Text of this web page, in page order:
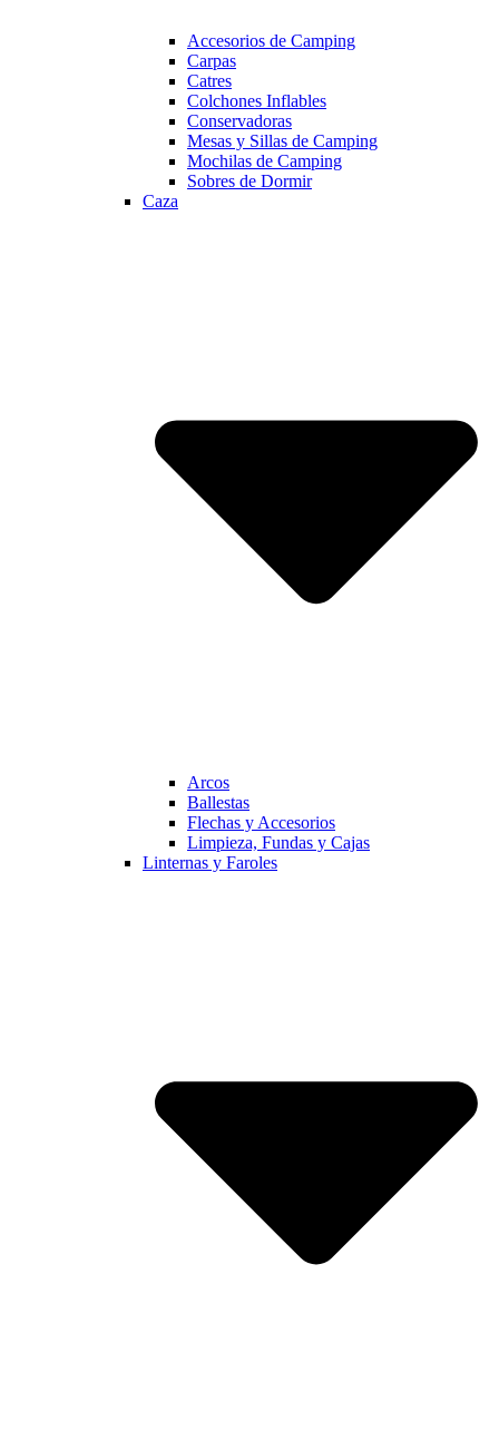
Accesorios de Camping
Carpas
Catres
Colchones Inflables
Conservadoras
Mesas y Sillas de Camping
Mochilas de Camping
Sobres de Dormir
Caza
Arcos
Ballestas
Flechas y Accesorios
Limpieza, Fundas y Cajas
Linternas y Faroles